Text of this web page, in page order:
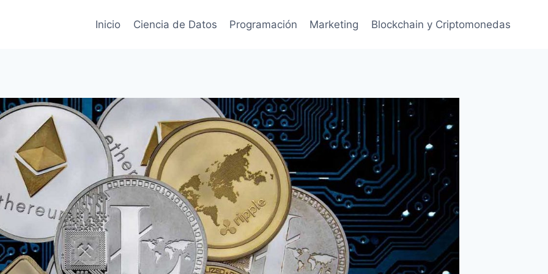
Inicio Ciencia de Datos Programación Marketing Blockchain y Criptomonedas